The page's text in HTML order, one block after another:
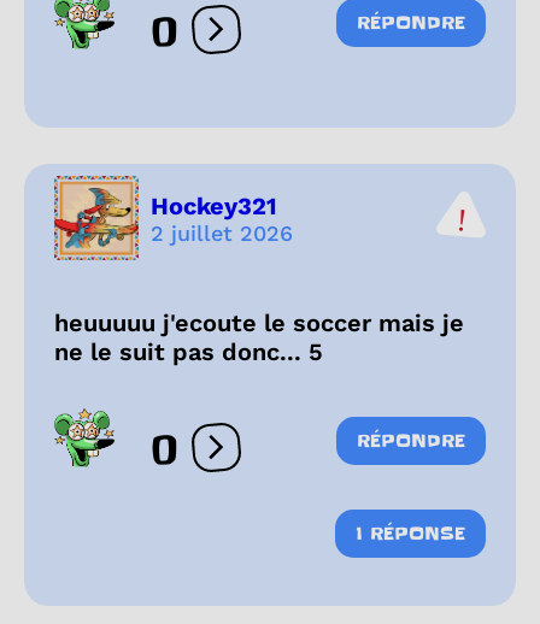
0 Ouvrir les réactions
RÉPONDRE
Hockey321
2 juillet 2026
heuuuuu j'ecoute le soccer mais je
ne le suit pas donc... 5
0 Ouvrir les réactions
RÉPONDRE
1 RÉPONSE